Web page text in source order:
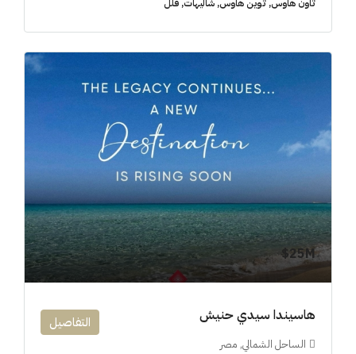
تاون هاوس, توين هاوس, شاليهات, فلل
25M$
هاسيندا سيدي حنيش
الساحل الشمالي, مصر
التفاصيل